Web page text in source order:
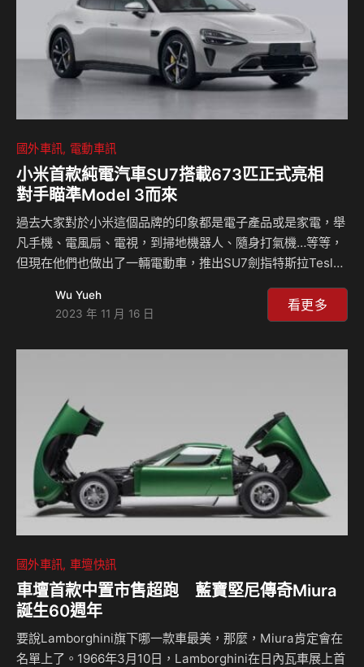
將電量從1…
國外車訊 電動車訊
小米首款純電汽車SU7搭載673匹正式亮相
對手瞄準Model 3而來
過去大家對於小米這個品牌的印象都是電子產品或是家電，舉
凡手機、電風扇、電視，到掃地機器人、隨身打氣機…等等，
但現在他們也做出了一輛電動車，推出SU7劍指特斯拉Tesla
術，在汽車以及手機之間達成無縫接軌，為的就是讓大家的生
活更加便利。 手機大廠要打造電動車也不是什麼新聞，但看
的資料瞭解SU7的資訊，基本上這是一輛相當漂亮的四門轎
車，甚至有人認為他跟保時捷Porsche…
Wu Yueh
2023 年 11 月 16 日
看更多
國外車訊 車壇快訊
車壇首款中置市售超跑 藍寶堅尼傳奇Miura
誕生60週年
要說Lamborghini旗下哪一款車最美，那麼，Miura肯定會在
名單上了。1966年3月10日，Lamborghini在日內瓦車展上首